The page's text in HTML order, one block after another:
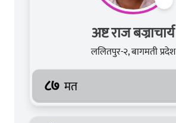
अष्ट राज बज्राचार्य
ललितपुर-२, बागमती प्रदेश
८७ मत